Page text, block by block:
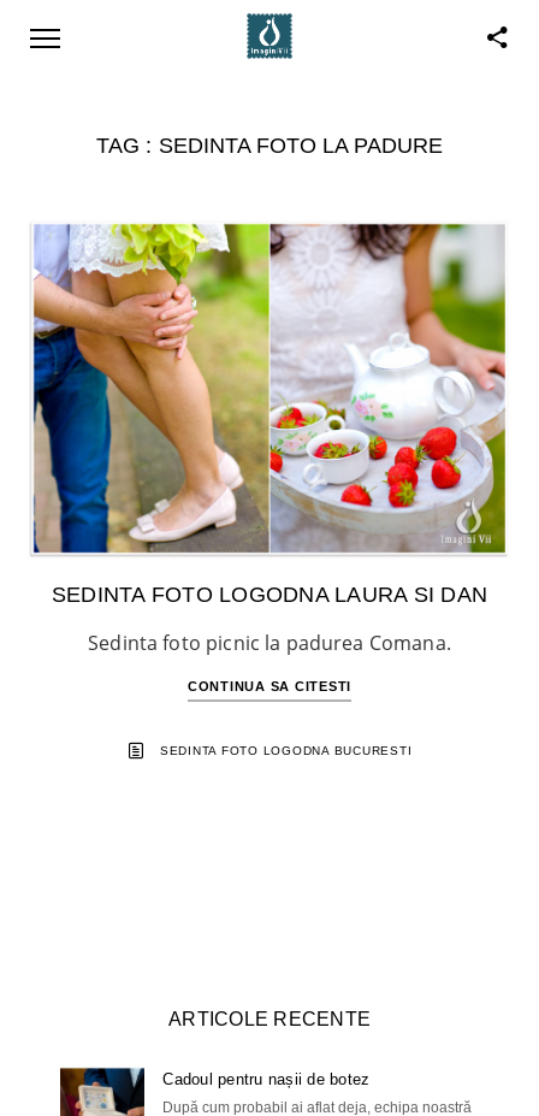
TAG : SEDINTA FOTO LA PADURE
SEDINTA FOTO LOGODNA LAURA SI DAN
Sedinta foto picnic la padurea Comana.
CONTINUA SA CITESTI
SEDINTA FOTO LOGODNA BUCURESTI
ARTICOLE RECENTE
Cadoul pentru nașii de botez
După cum probabil ai aflat deja, echipa noastră